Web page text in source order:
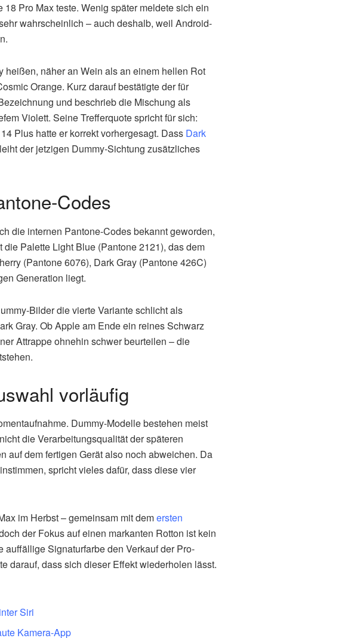
Pro Max teste. Wenig später meldete sich ein
wahrscheinlich – auch deshalb, weil Android-
heißen, näher an Wein als an einem hellen Rot
Orange. Kurz darauf bestätigte der für
und beschrieb die Mischung als
Violett. Seine Trefferquote spricht für sich:
Plus hatte er korrekt vorhergesagt. Dass Dark
der jetzigen Dummy-Sichtung zusätzliches
Codes
die internen Pantone-Codes bekannt geworden,
Palette Light Blue (Pantone 2121), das dem
(Pantone 6076), Dark Gray (Pantone 426C)
Generation liegt.
Bilder die vierte Variante schlicht als
Gray. Ob Apple am Ende ein reines Schwarz
Attrappe ohnehin schwer beurteilen – die
vorläufig
Dummy-Modelle bestehen meist
die Verarbeitungsqualität der späteren
auf dem fertigen Gerät also noch abweichen. Da
spricht vieles dafür, dass diese vier
im Herbst – gemeinsam mit demersten
der Fokus auf einen markanten Rotton ist kein
Signaturfarbe den Verkauf der Pro-
darauf, dass sich dieser Effekt wiederholen lässt.
Siri
Kamera-App